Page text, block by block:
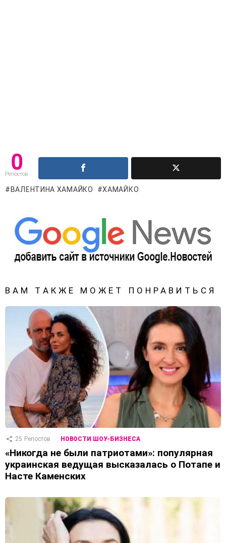
0
Репостов
ВАЛЕНТИНА ХАМАЙКО ХАМАЙКО
ВАМ ТАКЖЕ МОЖЕТ ПОНРАВИТЬСЯ
25 Репостов НОВОСТИ ШОУ-БИЗНЕСА
«Никогда не были патриотами»: популярная
украинская ведущая высказалась о Потапе и
Насте Каменских